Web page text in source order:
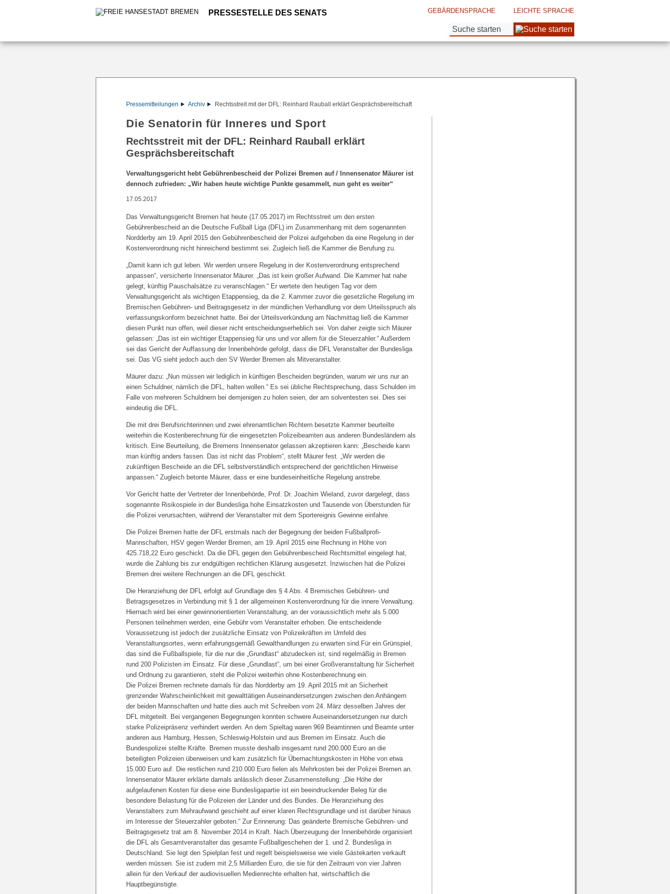
PRESSESTELLE DES SENATS GEBÄRDENSPRACHE LEICHTE SPRACHE
Suche:
Pressemitteilungen Archiv Rechtsstreit mit der DFL: Reinhard Rauball erklärt Gesprächsbereitschaft
Die Senatorin für Inneres und Sport
Rechtsstreit mit der DFL: Reinhard Rauball erklärt
Gesprächsbereitschaft
Verwaltungsgericht hebt Gebührenbescheid der Polizei Bremen auf / Innensenator Mäurer ist
dennoch zufrieden: „Wir haben heute wichtige Punkte gesammelt, nun geht es weiter“
17.05.2017
Das Verwaltungsgericht Bremen hat heute (17.05.2017) im Rechtsstreit um den ersten
Gebührenbescheid an die Deutsche Fußball Liga (DFL) im Zusammenhang mit dem sogenannten
Nordderby am 19. April 2015 den Gebührenbescheid der Polizei aufgehoben da eine Regelung in der
Kostenverordnung nicht hinreichend bestimmt sei. Zugleich ließ die Kammer die Berufung zu.
„Damit kann ich gut leben. Wir werden unsere Regelung in der Kostenverordnung entsprechend
anpassen“, versicherte Innensenator Mäurer. „Das ist kein großer Aufwand. Die Kammer hat nahe
gelegt, künftig Pauschalsätze zu veranschlagen.“ Er wertete den heutigen Tag vor dem
Verwaltungsgericht als wichtigen Etappensieg, da die 2. Kammer zuvor die gesetzliche Regelung im
Bremischen Gebühren- und Beitragsgesetz in der mündlichen Verhandlung vor dem Urteilsspruch als
verfassungskonform bezeichnet hatte. Bei der Urteilsverkündung am Nachmittag ließ die Kammer
diesen Punkt nun offen, weil dieser nicht entscheidungserheblich sei. Von daher zeigte sich Mäurer
gelassen: „Das ist ein wichtiger Etappensieg für uns und vor allem für die Steuerzahler.“ Außerdem
sei das Gericht der Auffassung der Innenbehörde gefolgt, dass die DFL Veranstalter der Bundesliga
sei. Das VG sieht jedoch auch den SV Werder Bremen als Mitveranstalter.
Mäurer dazu: „Nun müssen wir lediglich in künftigen Bescheiden begründen, warum wir uns nur an
einen Schuldner, nämlich die DFL, halten wollen.“ Es sei übliche Rechtsprechung, dass Schulden im
Falle von mehreren Schuldnern bei demjenigen zu holen seien, der am solventesten sei. Dies sei
eindeutig die DFL.
Die mit drei Berufsrichterinnen und zwei ehrenamtlichen Richtern besetzte Kammer beurteilte
weiterhin die Kostenberechnung für die eingesetzten Polizeibeamten aus anderen Bundesländern als
kritisch. Eine Beurteilung, die Bremens Innensenator gelassen akzeptieren kann: „Bescheide kann
man künftig anders fassen. Das ist nicht das Problem“, stellt Mäurer fest. „Wir werden die
zukünftigen Bescheide an die DFL selbstverständlich entsprechend der gerichtlichen Hinweise
anpassen.“ Zugleich betonte Mäurer, dass er eine bundeseinheitliche Regelung anstrebe.
Vor Gericht hatte der Vertreter der Innenbehörde, Prof. Dr. Joachim Wieland, zuvor dargelegt, dass
sogenannte Risikospiele in der Bundesliga hohe Einsatzkosten und Tausende von Überstunden für
die Polizei verursachten, während der Veranstalter mit dem Sportereignis Gewinne einfahre.
Die Polizei Bremen hatte der DFL erstmals nach der Begegnung der beiden Fußballprofi-
Mannschaften, HSV gegen Werder Bremen, am 19. April 2015 eine Rechnung in Höhe von
425.718,22 Euro geschickt. Da die DFL gegen den Gebührenbescheid Rechtsmittel eingelegt hat,
wurde die Zahlung bis zur endgültigen rechtlichen Klärung ausgesetzt. Inzwischen hat die Polizei
Bremen drei weitere Rechnungen an die DFL geschickt.
Die Heranziehung der DFL erfolgt auf Grundlage des § 4 Abs. 4 Bremisches Gebühren- und
Betragsgesetzes in Verbindung mit § 1 der allgemeinen Kostenverordnung für die innere Verwaltung.
Hiernach wird bei einer gewinnorientierten Veranstaltung, an der voraussichtlich mehr als 5.000
Personen teilnehmen werden, eine Gebühr vom Veranstalter erhoben. Die entscheidende
Voraussetzung ist jedoch der zusätzliche Einsatz von Polizeikräften im Umfeld des
Veranstaltungsortes, wenn erfahrungsgemäß Gewalthandlungen zu erwarten sind.Für ein Grünspiel,
das sind die Fußballspiele, für die nur die „Grundlast“ abzudecken ist, sind regelmäßig in Bremen
rund 200 Polizisten im Einsatz. Für diese „Grundlast“, um bei einer Großveranstaltung für Sicherheit
und Ordnung zu garantieren, steht die Polizei weiterhin ohne Kostenberechnung ein.
Die Polizei Bremen rechnete damals für das Nordderby am 19. April 2015 mit an Sicherheit
grenzender Wahrscheinlichkeit mit gewalttätigen Auseinandersetzungen zwischen den Anhängern
der beiden Mannschaften und hatte dies auch mit Schreiben vom 24. März desselben Jahres der
DFL mitgeteilt. Bei vergangenen Begegnungen konnten schwere Auseinandersetzungen nur durch
starke Polizeipräsenz verhindert werden. An dem Spieltag waren 969 Beamtinnen und Beamte unter
anderen aus Hamburg, Hessen, Schleswig-Holstein und aus Bremen im Einsatz. Auch die
Bundespolizei stellte Kräfte. Bremen musste deshalb insgesamt rund 200.000 Euro an die
beteiligten Polizeien überweisen und kam zusätzlich für Übernachtungskosten in Höhe von etwa
15.000 Euro auf. Die restlichen rund 210.000 Euro fielen als Mehrkosten bei der Polizei Bremen an.
Innensenator Mäurer erklärte damals anlässlich dieser Zusammenstellung: „Die Höhe der
aufgelaufenen Kosten für diese eine Bundesligapartie ist ein beeindruckender Beleg für die
besondere Belastung für die Polizeien der Länder und des Bundes. Die Heranziehung des
Veranstalters zum Mehraufwand geschieht auf einer klaren Rechtsgrundlage und ist darüber hinaus
im Interesse der Steuerzahler geboten.“ Zur Erinnerung: Das geänderte Bremische Gebühren- und
Beitragsgesetz trat am 8. November 2014 in Kraft. Nach Überzeugung der Innenbehörde organisiert
die DFL als Gesamtveranstalter das gesamte Fußballgeschehen der 1. und 2. Bundesliga in
Deutschland. Sie legt den Spielplan fest und regelt beispielsweise wie viele Gästekarten verkauft
werden müssen. Sie ist zudem mit 2,5 Milliarden Euro, die sie für den Zeitraum von vier Jahren
allein für den Verkauf der audiovisuellen Medienrechte erhalten hat, wirtschaftlich die
Hauptbegünstigte.